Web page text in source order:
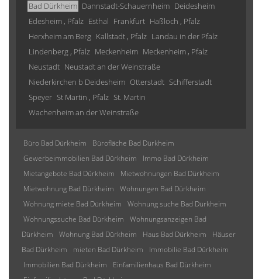
Bad Dürkheim Dannstadt-Schauernheim Deidesheim
Edesheim , Pfalz Esthal Frankfurt Haßloch , Pfalz
Herxheim am Berg Kallstadt , Pfalz Landau in der Pfalz
Lindenberg , Pfalz Meckenheim Meckenheim , Pfalz
Neustadt Neustadt an der Weinstraße
Niederkirchen b Deidesheim Otterstadt Schifferstadt
Speyer St Martin , Pfalz St. Martin
Wachenheim an der Weinstraße
Büro Bad Dürkheim
Bürofläche Bad Dürkheim
Gewerbeimmobilien Bad Dürkheim
Immo Bad Dürkheim
Mietangebote Bad Dürkheim
Mietwohnungen Bad Dürkheim
Mietwohnung Bad Dürkheim
Wohnungen Bad Dürkheim
Wohnung miete Bad Dürkheim
Wohnung suche Bad Dürkheim
Wohnungssuche Bad Dürkheim
Wohnungsanzeigen Bad
Dürkheim
Wohnung Bad Dürkheim Haus Bad Dürkheim
Häuser
Bad Dürkheim
mieten Bad Dürkheim
Immobilie Bad Dürkheim
Immobilien Bad Dürkheim
Einfamilienhaus Bad Dürkheim